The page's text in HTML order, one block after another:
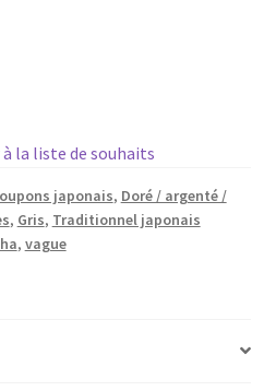
la liste de souhaits
japonais, Doré / argenté /
, Gris, Traditionnel japonais
, vague